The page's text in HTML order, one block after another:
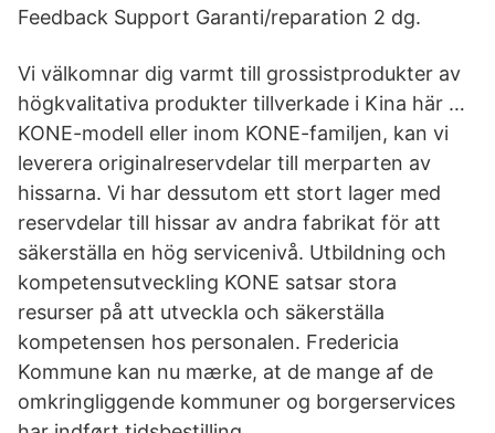
Feedback Support Garanti/reparation 2 dg.
Vi välkomnar dig varmt till grossistprodukter av
högkvalitativa produkter tillverkade i Kina här …
KONE-modell eller inom KONE-familjen, kan vi
leverera originalreservdelar till merparten av
hissarna. Vi har dessutom ett stort lager med
reservdelar till hissar av andra fabrikat för att
säkerställa en hög servicenivå. Utbildning och
kompetensutveckling KONE satsar stora
resurser på att utveckla och säkerställa
kompetensen hos personalen. Fredericia
Kommune kan nu mærke, at de mange af de
omkringliggende kommuner og borgerservices